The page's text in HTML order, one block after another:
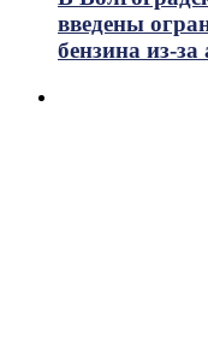
введены
бензина из-